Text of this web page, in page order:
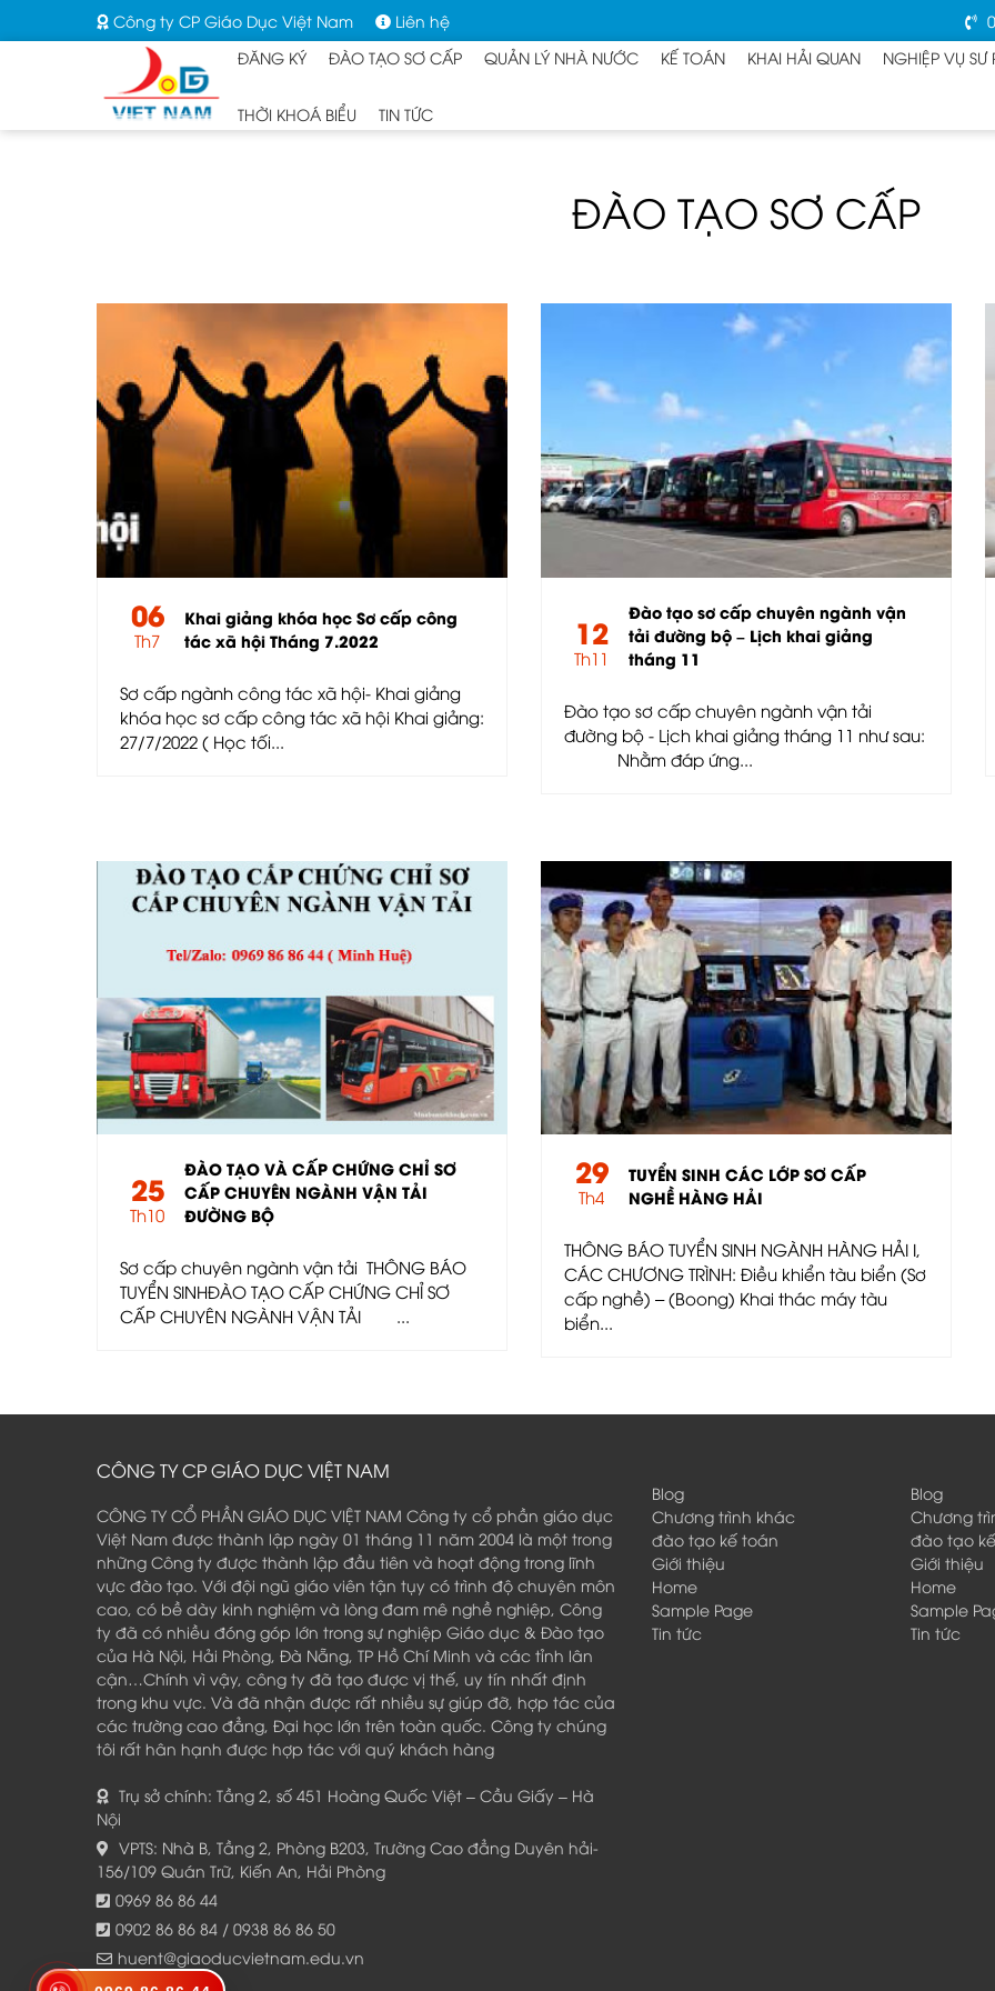
Công ty CP Giáo Dục Việt Nam Liên hệ
ĐĂNG KÝ
ĐÀO TẠO SƠ CẤP QUẢN LÝ NHÀ NƯỚC KẾ TOÁN KHAI HẢI QUAN NGHIỆP VỤ SƯ
THỜI KHOÁ BIỂU TIN TỨC
ĐÀO TẠO SƠ CẤP
06
Th7
Khai giảng khóa học Sơ cấp công
tác xã hội Tháng 7.2022
Sơ cấp ngành công tác xã hội- Khai giảng
khóa học sơ cấp công tác xã hội Khai giảng:
27/7/2022 ( Học tối...
12
Th11
Đào tạo sơ cấp chuyên ngành vận
tải đường bộ – Lịch khai giảng
tháng 11
Đào tạo sơ cấp chuyên ngành vận tải
đường bộ - Lịch khai giảng tháng 11 như sau:
Nhằm đáp ứng...
25
Th10
ĐÀO TẠO VÀ CẤP CHỨNG CHỈ SƠ
CẤP CHUYÊN NGÀNH VẬN TẢI
ĐƯỜNG BỘ
Sơ cấp chuyên ngành vận tải THÔNG BÁO
TUYỂN SINHĐÀO TẠO CẤP CHỨNG CHỈ SƠ
CẤP CHUYÊN NGÀNH VẬN TẢI ...
29
Th4
TUYỂN SINH CÁC LỚP SƠ CẤP
NGHỀ HÀNG HẢI
THÔNG BÁO TUYỂN SINH NGÀNH HÀNG HẢI I,
CÁC CHƯƠNG TRÌNH: Điều khiển tàu biển (Sơ
cấp nghề) – (Boong) Khai thác máy tàu
biển...
CÔNG TY CP GIÁO DỤC VIỆT NAM
CÔNG TY CỔ PHẦN GIÁO DỤC VIỆT NAM Công ty cổ phần giáo dục
Việt Nam được thành lập ngày 01 tháng 11 năm 2004 là một trong
những Công ty được thành lập đầu tiên và hoạt động trong lĩnh
vực đào tạo. Với đội ngũ giáo viên tận tụy có trình độ chuyên môn
cao, có bề dày kinh nghiệm và lòng đam mê nghề nghiệp, Công
ty đã có nhiều đóng góp lớn trong sự nghiệp Giáo dục & Đào tạo
của Hà Nội, Hải Phòng, Đà Nẵng, TP Hồ Chí Minh và các tỉnh lân
cận…Chính vì vậy, công ty đã tạo được vị thế, uy tín nhất định
trong khu vực. Và đã nhận được rất nhiều sự giúp đỡ, hợp tác của
các trường cao đẳng, Đại học lớn trên toàn quốc. Công ty chúng
tôi rất hân hạnh được hợp tác với quý khách hàng
Trụ sở chính: Tầng 2, số 451 Hoàng Quốc Việt – Cầu Giấy – Hà
Nội
VPTS: Nhà B, Tầng 2, Phòng B203, Trường Cao đẳng Duyên hải-
156/109 Quán Trữ, Kiến An, Hải Phòng
0969 86 86 44
0902 86 86 84 / 0938 86 86 50
huent@giaoducvietnam.edu.vn
Blog
Chương trình khác
đào tạo kế toán
Giới thiệu
Home
Sample Page
Tin tức
Blog
Chương
đào tạo
Giới thiệu
Home
Sample
Tin tức